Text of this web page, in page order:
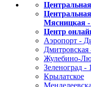
Мясницкая
Центр
Аэропорт -
Дмитровская
Жулебино-
Зеленоград -
Крылатское